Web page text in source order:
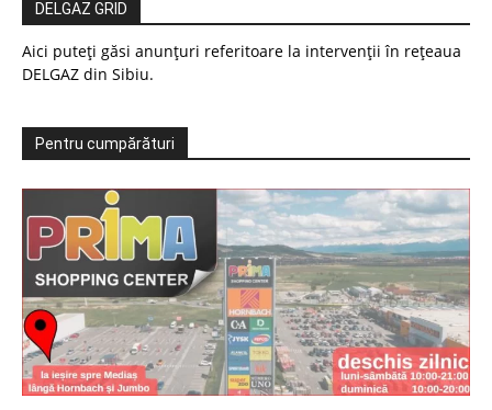
DELGAZ GRID
Aici puteți găsi anunțuri referitoare la intervenții în rețeaua
DELGAZ din Sibiu.
Pentru cumpărături